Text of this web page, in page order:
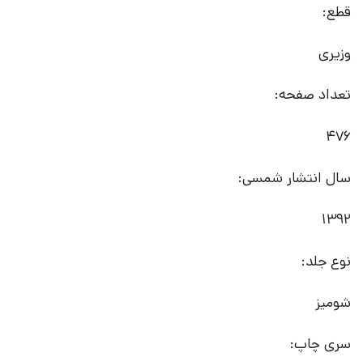
قطع:
وزیری
تعداد صفحه:
476
سال انتشار شمسی:
1392
نوع جلد:
شومیز
سری چاپ: